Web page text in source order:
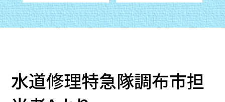
水道修理特急隊調布市担